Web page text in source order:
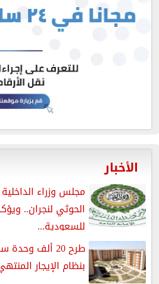
الأخبار
مجلس وزراء
الحوثي لنجران..
للسعودية...
بنظام الإيجار